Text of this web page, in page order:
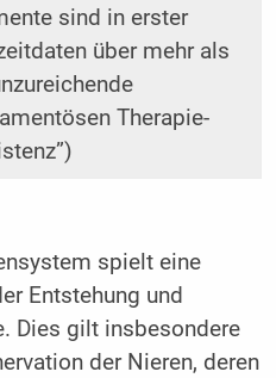
sind in erster
über mehr als
­Therapie­
spielt eine
Entstehung und
Dies gilt insbesondere
der Nieren, deren